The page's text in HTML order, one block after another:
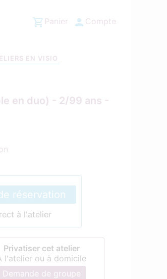
Panier Compte
EN VISIO
en duo) - 2/99 ans -
réservation
à l'atelier
Privatiser cet atelier
l'atelier ou à domicile
Demande de groupe